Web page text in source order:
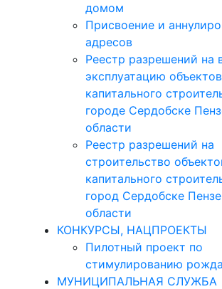
домом
Присвоение и
адресов
Реестр разрешений на
эксплуатацию объектов
капитального
городе Сердобске
области
Реестр разрешений на
строительство
капитального
город Сердобске
области
КОНКУРСЫ, НАЦПРОЕКТЫ
Пилотный проект по
стимулированию
МУНИЦИПАЛЬНАЯ СЛУЖБА